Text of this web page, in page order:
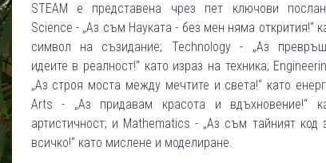
STEAM е представена чрез пет ключови
Science - „Аз съм Науката - без мен няма открития!“
символ на съзидание; Technology - „Аз
идеите в реалност!“ като израз на техника;
„Аз строя моста между мечтите и света!“ като
Arts - „Аз придавам красота и вдъхновение!“
артистичност; и Mathematics - „Аз съм тайният код
всичко!“ като мислене и моделиране.